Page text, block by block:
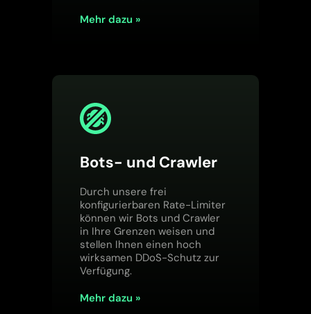
Mehr dazu »
Bots- und Crawler
Durch unsere frei
konfigurierbaren Rate-Limiter
können wir Bots und Crawler
in Ihre Grenzen weisen und
stellen Ihnen einen hoch
wirksamen DDoS-Schutz zur
Verfügung.
Mehr dazu »